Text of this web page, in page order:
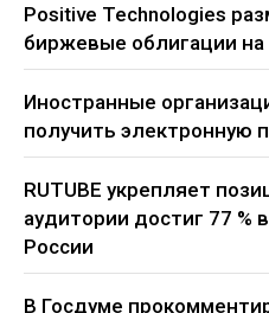
Positive Technologies
биржевые облигации на
Иностранные
получить электронную
RUTUBE укрепляет
аудитории достиг 77 %
России
В Госдуме